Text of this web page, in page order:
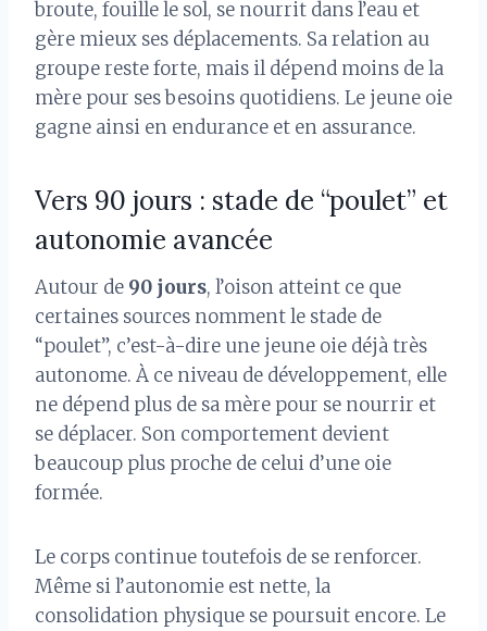
broute, fouille le sol, se nourrit dans l’eau et
gère mieux ses déplacements. Sa relation au
groupe reste forte, mais il dépend moins de la
mère pour ses besoins quotidiens. Le jeune oie
gagne ainsi en endurance et en assurance.
Vers 90 jours : stade de “poulet” et
autonomie avancée
Autour de 90 jours, l’oison atteint ce que
certaines sources nomment le stade de
“poulet”, c’est-à-dire une jeune oie déjà très
autonome. À ce niveau de développement, elle
ne dépend plus de sa mère pour se nourrir et
se déplacer. Son comportement devient
beaucoup plus proche de celui d’une oie
formée.
Le corps continue toutefois de se renforcer.
Même si l’autonomie est nette, la
consolidation physique se poursuit encore. Le